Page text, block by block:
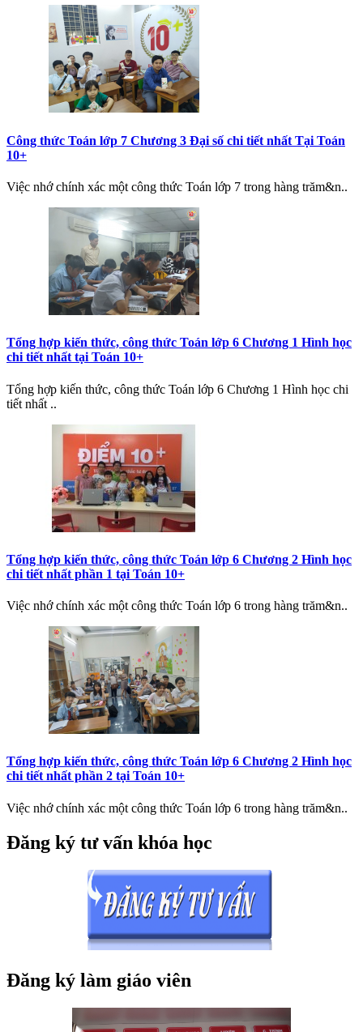
Công thức Toán lớp 7 Chương 3 Đại số chi tiết nhất Tại Toán
10+
Việc nhớ chính xác một công thức Toán lớp 7 trong hàng trăm&n..
Tổng hợp kiến thức, công thức Toán lớp 6 Chương 1 Hình học
chi tiết nhất tại Toán 10+
Tổng hợp kiến thức, công thức Toán lớp 6 Chương 1 Hình học chi
tiết nhất ..
Tổng hợp kiến thức, công thức Toán lớp 6 Chương 2 Hình học
chi tiết nhất phần 1 tại Toán 10+
Việc nhớ chính xác một công thức Toán lớp 6 trong hàng trăm&n..
Tổng hợp kiến thức, công thức Toán lớp 6 Chương 2 Hình học
chi tiết nhất phần 2 tại Toán 10+
Việc nhớ chính xác một công thức Toán lớp 6 trong hàng trăm&n..
Đăng ký tư vấn khóa học
Đăng ký làm giáo viên